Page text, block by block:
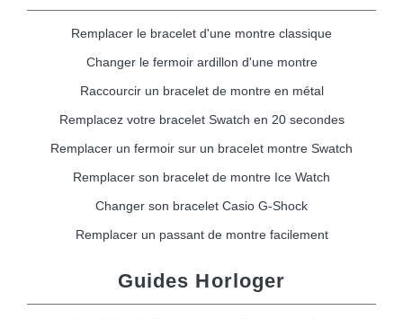
Remplacer le bracelet d'une montre classique
Changer le fermoir ardillon d'une montre
Raccourcir un bracelet de montre en métal
Remplacez votre bracelet Swatch en 20 secondes
Remplacer un fermoir sur un bracelet montre Swatch
Remplacer son bracelet de montre Ice Watch
Changer son bracelet Casio G-Shock
Remplacer un passant de montre facilement
Guides Horloger